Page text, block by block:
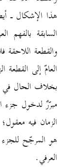
هذا الإشكال ـ
السابقة بالفهم
والقطعة
العامّ إلى القطعة
بخلاف الحال في
مبرّرٌ لدخول جزء
الزمان فيه
هو المرجّح
العرفي.